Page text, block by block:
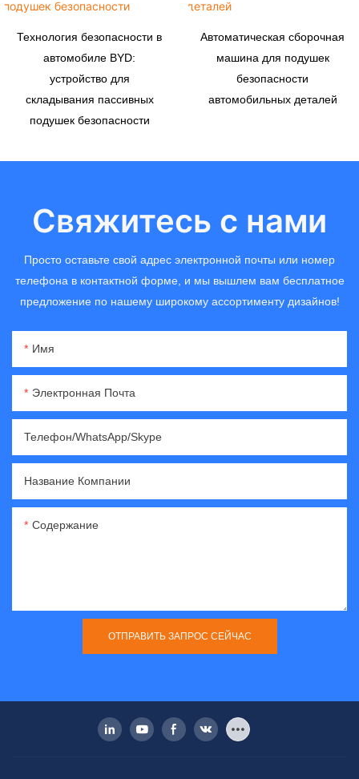
Технология безопасности в
автомобиле BYD:
устройство для
складывания пассивных
подушек безопасности
Автоматическая сборочная
машина для подушек
безопасности
автомобильных деталей
Свяжитесь с нами
Просто оставьте свой адрес электронной почты или номер
телефона в контактной форме, и мы вышлем вам бесплатное
предложение по нашему широкому ассортименту дизайнов!
Имя
Электронная Почта
Телефон/WhatsApp/Skype
Название Компании
Содержание
ОТПРАВИТЬ ЗАПРОС СЕЙЧАС